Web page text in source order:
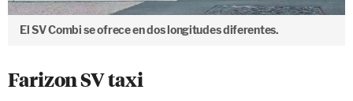
El SV Combi se ofrece en dos longitudes diferentes.
Farizon SV taxi